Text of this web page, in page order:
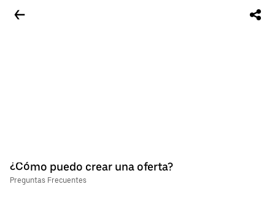
¿Cómo puedo crear una oferta?
Preguntas Frecuentes